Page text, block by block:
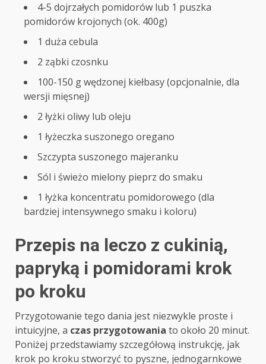
4-5 dojrzałych pomidorów lub 1 puszka
pomidorów krojonych (ok. 400g)
1 duża cebula
2 ząbki czosnku
100-150 g wędzonej kiełbasy (opcjonalnie, dla
wersji mięsnej)
2 łyżki oliwy lub oleju
1 łyżeczka suszonego oregano
Szczypta suszonego majeranku
Sól i świeżo mielony pieprz do smaku
1 łyżka koncentratu pomidorowego (dla
bardziej intensywnego smaku i koloru)
Przepis na leczo z cukinią,
papryką i pomidorami krok
po kroku
Przygotowanie tego dania jest niezwykle proste i
intuicyjne, a czas przygotowania to około 20 minut.
Poniżej przedstawiamy szczegółową instrukcję, jak
krok po kroku stworzyć to pyszne, jednogarnkowe